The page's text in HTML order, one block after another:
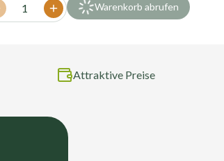
Decrease quantity
1 Increase quantity
Warenkorb abrufen
Attraktive Preise